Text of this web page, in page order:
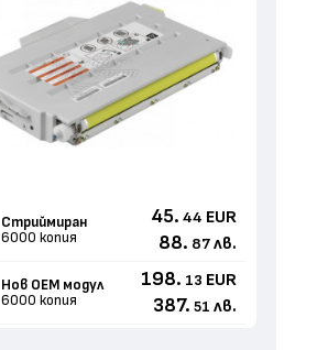
Стриймиран
6000 копия
45. 44 EUR
88. 87 лв.
Нов ОЕМ модул
6000 копия
198. 13 EUR
387. 51 лв.